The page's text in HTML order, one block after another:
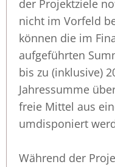
der Projektziele
nicht im Vorfeld
können die im
aufgeführten
bis zu (inklusive)
Jahressumme
freie Mittel aus
umdisponiert
Während der